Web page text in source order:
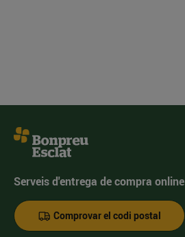
Serveis d'entrega de compra online
Comprovar el codi postal